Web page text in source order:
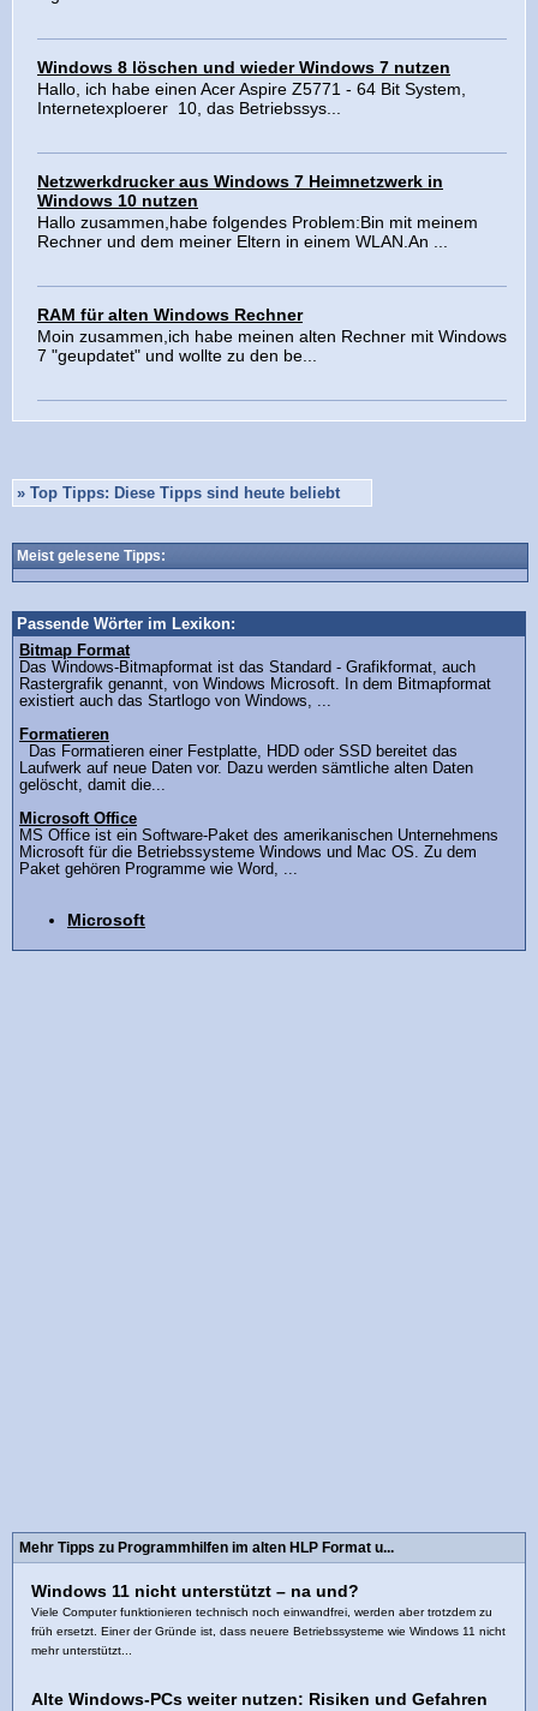
Windows 8 löschen und wieder Windows 7 nutzen
Hallo, ich habe einen Acer Aspire Z5771 - 64 Bit System,
Internetexploerer 10, das Betriebssys...
Netzwerkdrucker aus Windows 7 Heimnetzwerk in
Windows 10 nutzen
Hallo zusammen,habe folgendes Problem:Bin mit meinem
Rechner und dem meiner Eltern in einem WLAN.An ...
RAM für alten Windows Rechner
Moin zusammen,ich habe meinen alten Rechner mit Windows
7 "geupdatet" und wollte zu den be...
» Top Tipps: Diese Tipps sind heute beliebt
Meist gelesene Tipps:
Passende Wörter im Lexikon:
Bitmap Format
Das Windows-Bitmapformat ist das Standard - Grafikformat, auch
Rastergrafik genannt, von Windows Microsoft. In dem Bitmapformat
existiert auch das Startlogo von Windows, ...
Formatieren
Das Formatieren einer Festplatte, HDD oder SSD bereitet das
Laufwerk auf neue Daten vor. Dazu werden sämtliche alten Daten
gelöscht, damit die...
Microsoft Office
MS Office ist ein Software-Paket des amerikanischen Unternehmens
Microsoft für die Betriebssysteme Windows und Mac OS. Zu dem
Paket gehören Programme wie Word, ...
Microsoft
Mehr Tipps zu Programmhilfen im alten HLP Format u...
Windows 11 nicht unterstützt – na und?
Viele Computer funktionieren technisch noch einwandfrei, werden aber trotzdem zu
früh ersetzt. Einer der Gründe ist, dass neuere Betriebssysteme wie Windows 11 nicht
mehr unterstützt...
Alte Windows-PCs weiter nutzen: Risiken und Gefahren